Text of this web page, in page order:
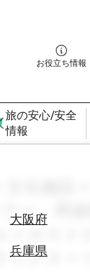
お役立ち情報
旅の安心/安全
情報
大阪府
兵庫県
文化施設
アー・周
ックス ×